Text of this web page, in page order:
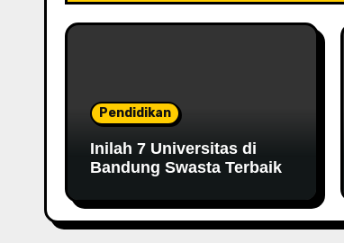
Pendidikan
Inilah 7 Universitas di
Bandung Swasta Terbaik